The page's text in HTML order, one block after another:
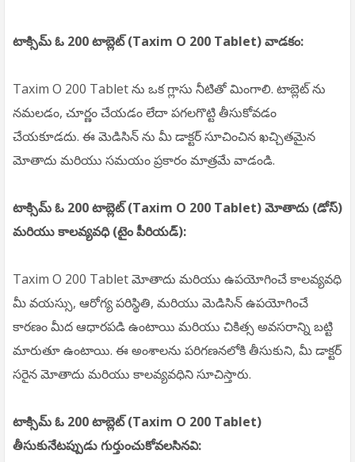
టాక్సిమ్ ఓ 200 టాబ్లెట్ (Taxim O 200 Tablet) వాడకం:
Taxim O 200 Tablet ను ఒక గ్లాసు నీటితో మింగాలి. టాబ్లెట్ ను
నమలడం, చూర్ణం చేయడం లేదా పగలగొట్టి తీసుకోవడం
చేయకూడదు. ఈ మెడిసిన్‌ ను మీ డాక్టర్ సూచించిన ఖచ్చితమైన
మోతాదు మరియు సమయం ప్రకారం మాత్రమే వాడండి.
టాక్సిమ్ ఓ 200 టాబ్లెట్ (Taxim O 200 Tablet) మోతాదు (డోస్)
మరియు కాలవ్యవధి (టైం పీరియడ్):
Taxim O 200 Tablet మోతాదు మరియు ఉపయోగించే కాలవ్యవధి
మీ వయస్సు, ఆరోగ్య పరిస్థితి, మరియు మెడిసిన్ ఉపయోగించే
కారణం మీద ఆధారపడి ఉంటాయి మరియు చికిత్స అవసరాన్ని బట్టి
మారుతూ ఉంటాయి. ఈ అంశాలను పరిగణనలోకి తీసుకుని, మీ డాక్టర్
సరైన మోతాదు మరియు కాలవ్యవధిని సూచిస్తారు.
టాక్సిమ్ ఓ 200 టాబ్లెట్ (Taxim O 200 Tablet)
తీసుకునేటప్పుడు గుర్తుంచుకోవలసినవి: